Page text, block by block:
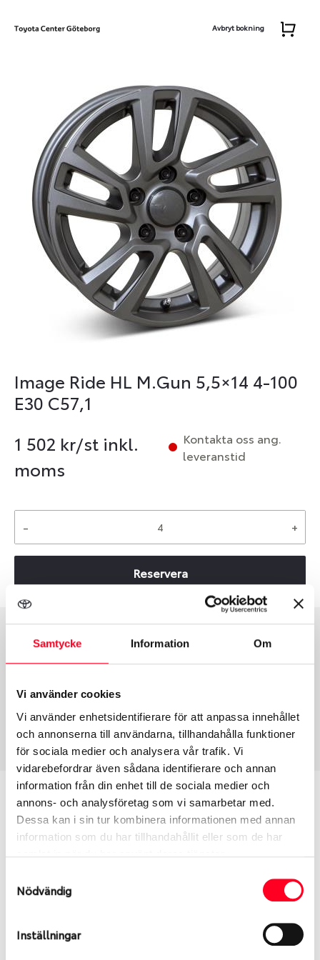
Samtycke Information Om
Vi använder cookies
Vi använder enhetsidentifierare för att anpassa innehållet
och annonserna till användarna, tillhandahålla funktioner
för sociala medier och analysera vår trafik. Vi
vidarebefordrar även sådana identifierare och annan
information från din enhet till de sociala medier och
annons- och analysföretag som vi samarbetar med.
Dessa kan i sin tur kombinera informationen med annan
information som du har tillhandahållit eller som de har
Nödvändig
Inställningar
Avbryt bokning
Image Ride HL M.Gun 5,5×14 4-100
E30 C57,1
1 502 kr/st inkl.
moms
Kontakta oss ang.
leveranstid
- +
Reservera
Group
Fälg PV/C LM
Tum
14
30
Centre Diameter
100
Art nummer
7693
Passar denna fälg min bil?
Ange registreringsnummer för att se om den fälg
Ibland kan fälgen ha bytts ut under årens lopp och
inte vara samma dimension som bilen hade ut från